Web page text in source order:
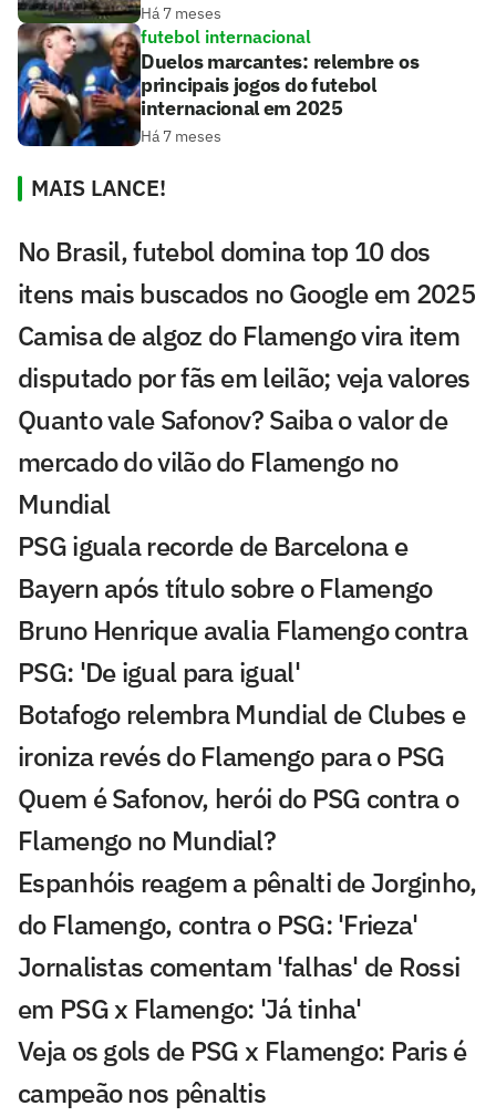
Há 7 meses
futebol internacional
Duelos marcantes: relembre os
principais jogos do futebol
internacional em 2025
Há 7 meses
MAIS LANCE!
No Brasil, futebol domina top 10 dos
itens mais buscados no Google em 2025
Camisa de algoz do Flamengo vira item
disputado por fãs em leilão; veja valores
Quanto vale Safonov? Saiba o valor de
mercado do vilão do Flamengo no
Mundial
PSG iguala recorde de Barcelona e
Bayern após título sobre o Flamengo
Bruno Henrique avalia Flamengo contra
PSG: 'De igual para igual'
Botafogo relembra Mundial de Clubes e
ironiza revés do Flamengo para o PSG
Quem é Safonov, herói do PSG contra o
Flamengo no Mundial?
Espanhóis reagem a pênalti de Jorginho,
do Flamengo, contra o PSG: 'Frieza'
Jornalistas comentam 'falhas' de Rossi
em PSG x Flamengo: 'Já tinha'
Veja os gols de PSG x Flamengo: Paris é
campeão nos pênaltis